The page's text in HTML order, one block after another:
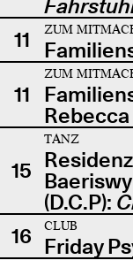
11
ZUM
11
ZUM
15
TANZ
(D.C.P):
16
CLUB
Friday